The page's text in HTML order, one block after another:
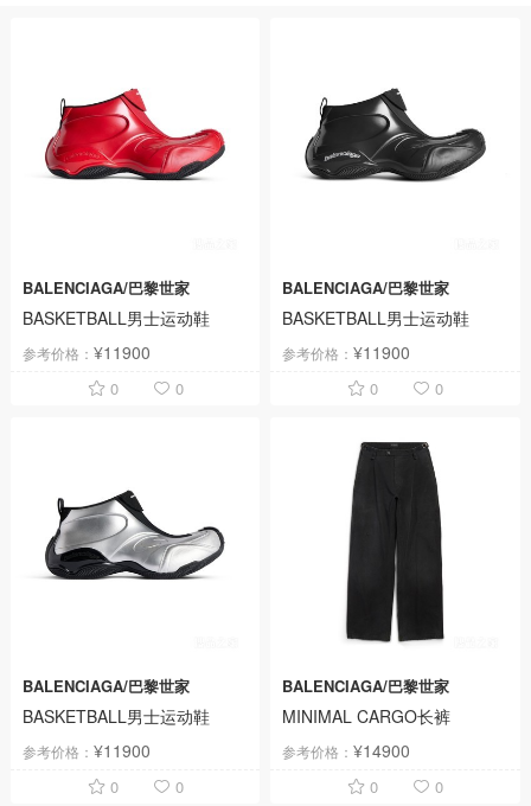
BALENCIAGA/巴黎世家
BASKETBALL男士运动鞋
参考价格： ¥11900
0 0
BALENCIAGA/巴黎世家
BASKETBALL男士运动鞋
参考价格：¥11900
0 0
BALENCIAGA/巴黎世家
BASKETBALL男士运动鞋
参考价格： ¥11900
0 0
BALENCIAGA/巴黎世家
MINIMAL CARGO长裤
参考价格：¥14900
0 0